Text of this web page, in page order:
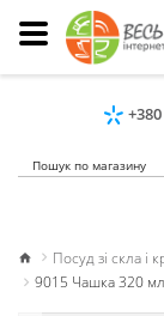
Посуд зі скла і
9015 Чашка 320